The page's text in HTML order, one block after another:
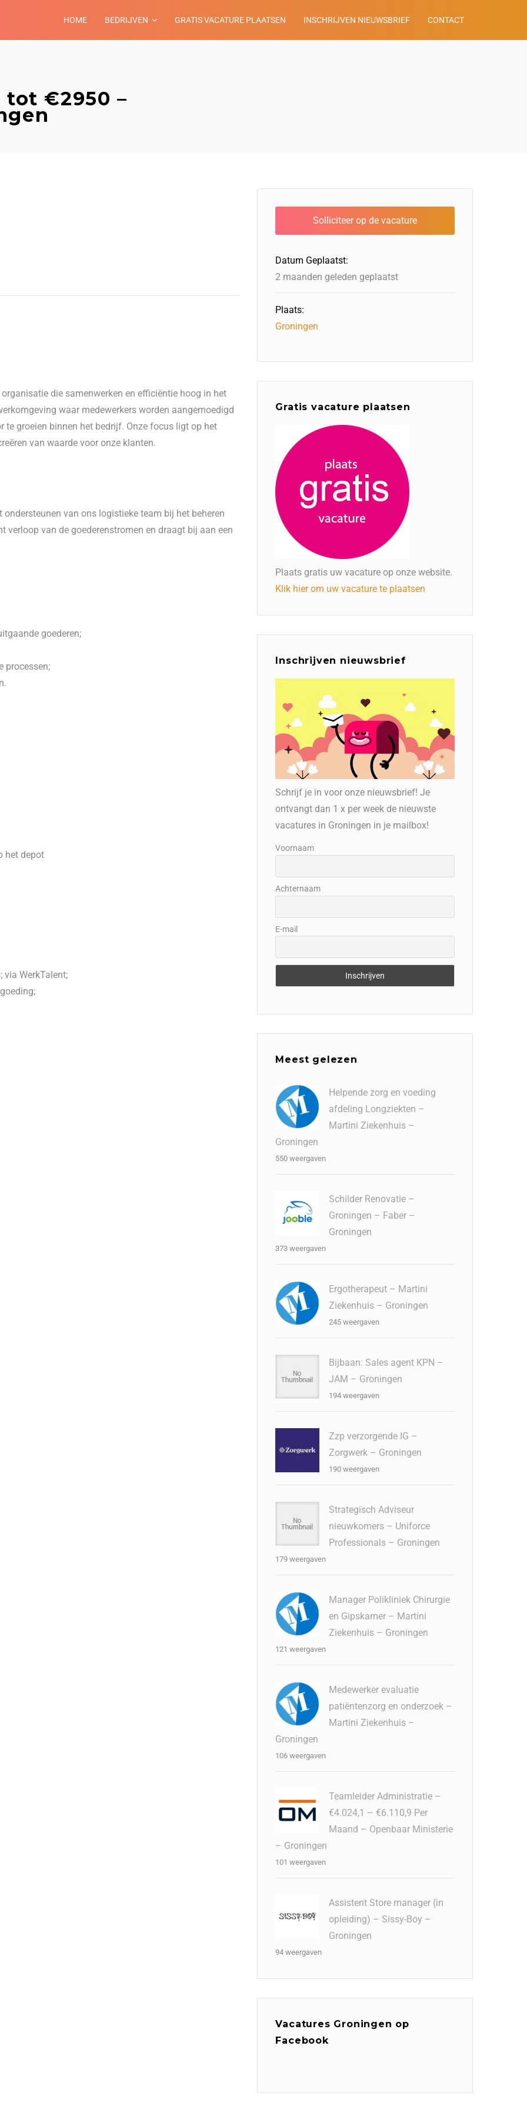
HOME BEDRIJVEN GRATIS VACATURE PLAATSEN INSCHRIJVEN NIEUWSBRIEF CONTACT
€2950 –
die samenwerken en efficiëntie hoog in het
waar medewerkers worden aangemoedigd
te groeien binnen het bedrijf. Onze focus ligt op het
van waarde voor onze klanten.
van ons logistieke team bij het beheren
verloop van de goederenstromen en draagt bij aan een
goederen;
processen;
het depot
via WerkTalent;
Datum Geplaatst:
2 maanden geleden geplaatst
Plaats:
Groningen
Gratis vacature plaatsen
Plaats gratis uw vacature op onze website.
Klik hier om uw vacature te plaatsen
Inschrijven nieuwsbrief
Schrijf je in voor onze nieuwsbrief! Je
ontvangt dan 1 x per week de nieuwste
vacatures in Groningen in je mailbox!
Voornaam
Achternaam
E-mail
Meest gelezen
Helpende zorg en voeding
afdeling Longziekten –
Martini Ziekenhuis –
Groningen
550 weergaven
Schilder Renovatie –
Groningen – Faber –
Groningen
373 weergaven
Ergotherapeut – Martini
Ziekenhuis – Groningen
245 weergaven
Bijbaan: Sales agent KPN –
JAM – Groningen
194 weergaven
Zzp verzorgende IG –
Zorgwerk – Groningen
190 weergaven
Strategisch Adviseur
nieuwkomers – Uniforce
Professionals – Groningen
179 weergaven
Manager Polikliniek Chirurgie
en Gipskamer – Martini
Ziekenhuis – Groningen
121 weergaven
Medewerker evaluatie
patiëntenzorg en onderzoek –
Martini Ziekenhuis –
Groningen
106 weergaven
Teamleider Administratie –
€4.024,1 – €6.110,9 Per
Maand – Openbaar Ministerie
– Groningen
101 weergaven
Assistent Store manager (in
opleiding) – Sissy-Boy –
Groningen
94 weergaven
Vacatures Groningen op
Facebook